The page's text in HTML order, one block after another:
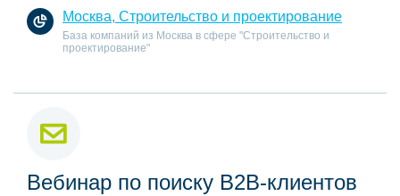
Москва, Строительство и проектирование
База компаний из Москва в сфере "Строительство и
проектирование"
Вебинар по поиску B2B-клиентов